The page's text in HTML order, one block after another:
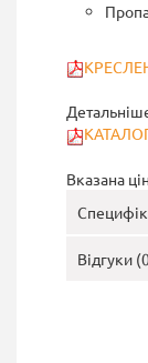
Вказана
Відгуки